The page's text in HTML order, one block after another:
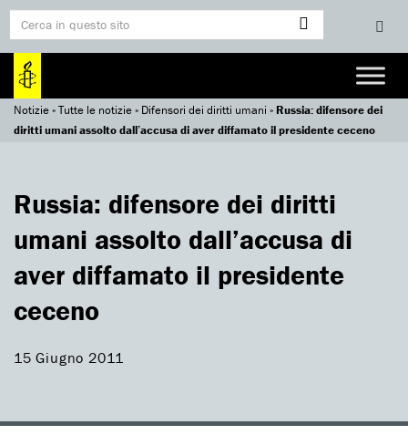
Notizie»Tutte le notizie» Difensori dei diritti umani »Russia: difensore dei
diritti umani assolto dall’accusa di aver diffamato il presidente ceceno
Russia: difensore dei diritti
umani assolto dall’accusa di
aver diffamato il presidente
ceceno
15 Giugno 2011